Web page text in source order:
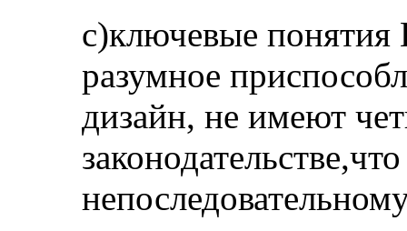
c)ключевые понятия
разумное
дизайн, не имеют